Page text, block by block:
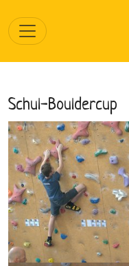
Schul-Bouldercup